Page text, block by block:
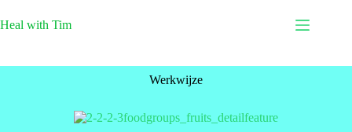
Heal with Tim
Werkwijze